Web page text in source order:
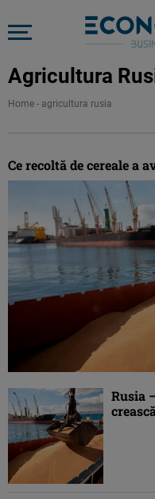
Agricultura
Home - agricultura rusia
Ce recoltă de cereale a
Rusia